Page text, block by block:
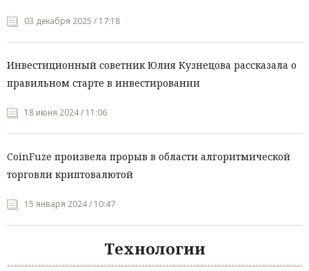
03 декабря 2025 / 17:18
Инвестиционный советник Юлия Кузнецова рассказала о
правильном старте в инвестировании
18 июня 2024 / 11:06
CoinFuze произвела прорыв в области алгоритмической
торговли криптовалютой
15 января 2024 / 10:47
Технологии